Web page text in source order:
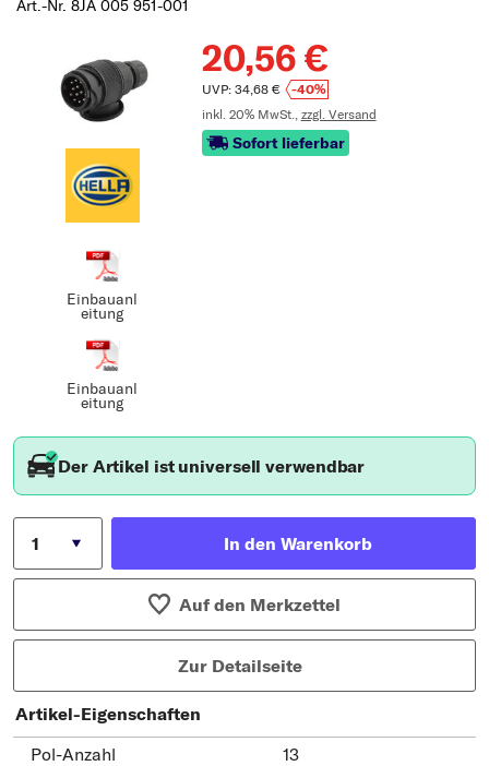
Art.-Nr. 8JA 005 951-001
Einbauanl
eitung
Einbauanl
eitung
20,56 €
UVP: 34,68 €
-40%
inkl. 20% MwSt., zzgl. Versand
Sofort lieferbar
Der Artikel ist universell verwendbar
In den Warenkorb
Auf den Merkzettel
Zur Detailseite
Artikel-Eigenschaften
Pol-Anzahl
13